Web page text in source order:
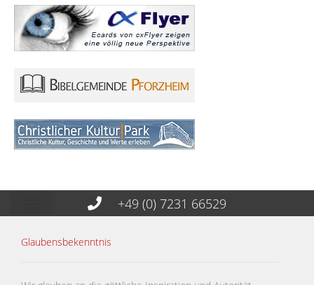
+49 (0) 7231 66529
Glaubensbekenntnis